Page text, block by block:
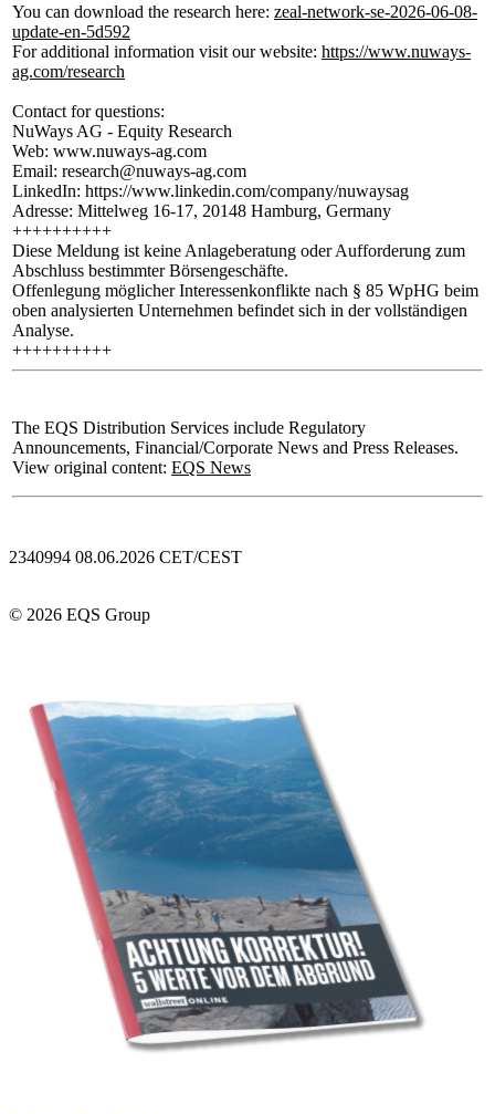
You can download the research here: zeal-network-se-2026-06-08-
update-en-5d592
For additional information visit our website: https://www.nuways-
ag.com/research
Contact for questions:
NuWays AG - Equity Research
Web: www.nuways-ag.com
Email: research@nuways-ag.com
LinkedIn: https://www.linkedin.com/company/nuwaysag
Adresse: Mittelweg 16-17, 20148 Hamburg, Germany
++++++++++
Diese Meldung ist keine Anlageberatung oder Aufforderung zum
Abschluss bestimmter Börsengeschäfte.
Offenlegung möglicher Interessenkonflikte nach § 85 WpHG beim
oben analysierten Unternehmen befindet sich in der vollständigen
Analyse.
++++++++++
The EQS Distribution Services include Regulatory
Announcements, Financial/Corporate News and Press Releases.
View original content: EQS News
2340994 08.06.2026 CET/CEST
© 2026 EQS Group